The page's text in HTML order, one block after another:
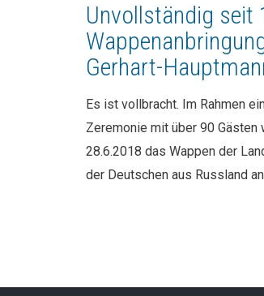
Unvollständig seit
Gerhart-
Es ist vollbracht. Im Rahmen
Zeremonie mit über 90 Gästen
28.6.2018 das Wappen der
der Deutschen aus Russland